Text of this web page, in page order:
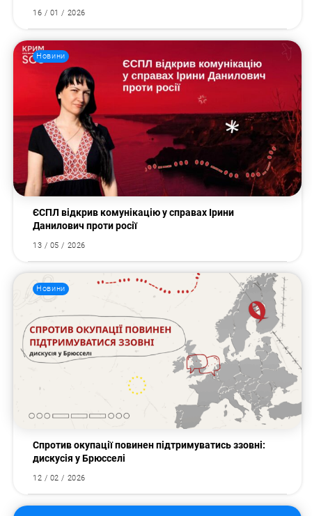
16 / 01 / 2026
Новини
ЄСПЛ відкрив комунікацію у справах Ірини
Данилович проти росії
13 / 05 / 2026
Новини
Спротив окупації повинен підтримуватись ззовні:
дискусія у Брюсселі
12 / 02 / 2026